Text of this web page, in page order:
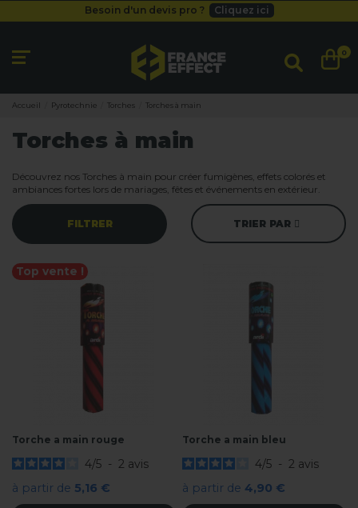
Besoin d'un devis pro ?
Cliquez ici
Besoin d'un devis pro ? Cliquez ici
Livraison gratuite dès 49
0
Accueil Pyrotechnie Torches Torches à main
Torches à main
Découvrez nos Torches à main pour créer fumigènes, effets colorés et
ambiances fortes lors de mariages, fêtes et événements en extérieur.
FILTRER TRIER PAR
Top vente !
Torche a main rouge
4/5 - 2 avis
à partir de 5,16 €
Torche a main bleu
4/5 - 2 avis
à partir de 4,90 €